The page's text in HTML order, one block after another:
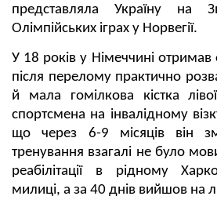
представляла Україну на
Олімпійських іграх у Норвегії.
У 18 років у Німеччині
після перелому практично
й мала гомілкова кістка
спортсмена на інвалідному
що через 6-9 місяців він
тренування взагалі не було
реабілітації в рідному
милиці, а за 40 днів вийшов на